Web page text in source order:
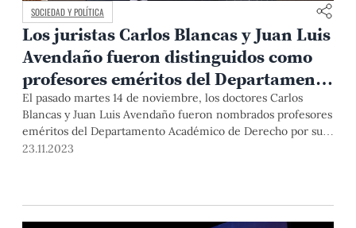
SOCIEDAD Y POLÍTICA
Los juristas Carlos Blancas y Juan Luis
Avendaño fueron distinguidos como
profesores eméritos del Departamento
de Derecho PUCP
El pasado martes 14 de noviembre, los doctores Carlos
Blancas y Juan Luis Avendaño fueron nombrados profesores
eméritos del Departamento Académico de Derecho por sus
aportes a la PUCP a lo largo de su carrera. Conozcamos sus
23.11.2023